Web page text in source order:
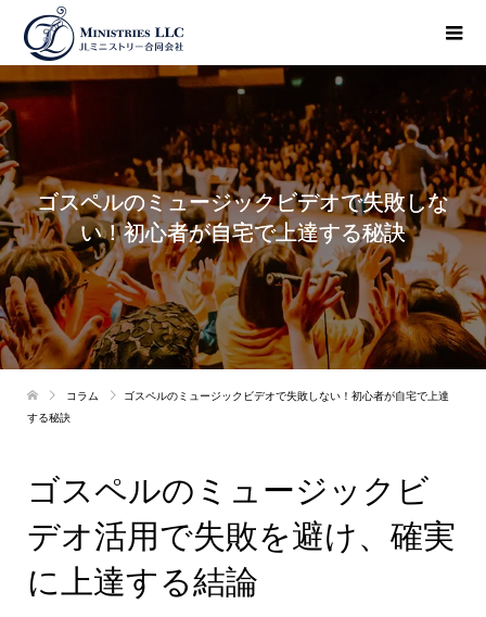
ゴスペルのミュージックビデオで失敗しな
い！初心者が自宅で上達する秘訣
コラム
ゴスペルのミュージックビデオで失敗しない！初心者が自宅で上達
する秘訣
ゴスペルのミュージックビ
デオ活用で失敗を避け、確実
に上達する結論